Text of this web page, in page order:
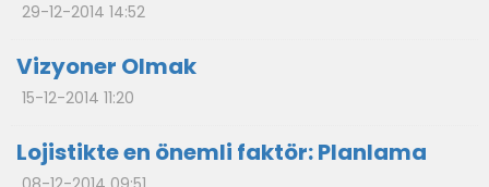
29-12-2014 14:52
Vizyoner Olmak
15-12-2014 11:20
Lojistikte en önemli faktör: Planlama